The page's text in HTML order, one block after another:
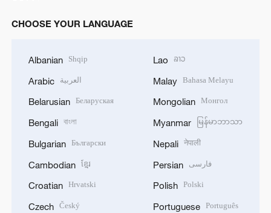
CHOOSE YOUR LANGUAGE
Albanian Shqip
Arabic العربية
Belarusian Беларуская
Bengali বাংলা
Bulgarian Български
Cambodian ខ្មែរ
Croatian Hrvatski
Czech Český
Lao ລາວ
Malay Bahasa Melayu
Mongolian Монгол
Myanmar မြန်မာဘာသာ
Nepali नेपाली
Persian فارسی
Polish Polski
Portuguese Português